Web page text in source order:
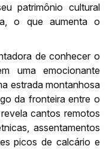
patrimônio cultural
o que aumenta o
de conhecer o
uma emocionante
estrada montanhosa
da fronteira entre o
cantos remotos
assentamentos
picos de calcário e